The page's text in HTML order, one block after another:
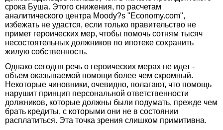
срока Буша. Этого снижения, по расчетам
аналитического центра Moody?s "Economy.com",
избежать не удастся, если только правительство не
примет героических мер, чтобы помочь сотням тысяч
несостоятельных должников по ипотеке сохранить
жилую собственность.
Однако сегодня речь о героических мерах не идет -
объем оказываемой помощи более чем скромный.
Некоторые чиновники, очевидно, полагают, что помощь
нарушит принцип персональной ответственности
должников, которые должны были подумать, прежде чем
брать кредиты, с которыми они не в состоянии
расплатиться. Эта точка зрения слишком примитивна.